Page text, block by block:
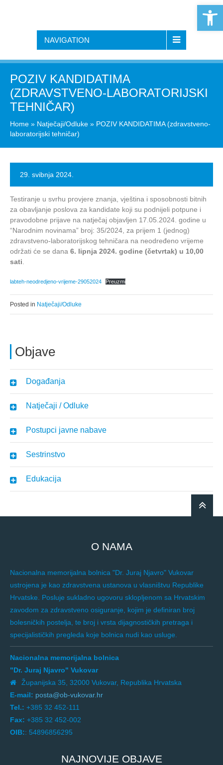
NAVIGATION
POZIV KANDIDATIMA
(ZDRAVSTVENO-LABORATORIJSKI
TEHNIČAR)
Home » Natječaji/Odluke » POZIV KANDIDATIMA (zdravstveno-
laboratorijski tehničar)
Objave
Događanja
Natječaji / Odluke
Postupci javne nabave
Sestrinstvo
Edukacija
29. svibnja 2024.
Testiranje u svrhu provjere znanja, vještina i sposobnosti bitnih
za obavljanje poslova za kandidate koji su podnijeli potpune i
pravodobne prijave na natječaj objavljen 17.05.2024. godine u
“Narodnim novinama” broj: 35/2024, za prijem 1 (jednog)
zdravstveno-laboratorijskog tehničara na neodređeno vrijeme
održati će se dana 6. lipnja 2024. godine (četvrtak) u 10,00
sati
labteh-neodredjeno-vrijeme-29052024 Preuzmi
Posted in Natječaji/Odluke
O NAMA
Nacionalna memorijalna bolnica "Dr. Juraj Njavro" Vukovar
ustrojena je kao zdravstvena ustanova u vlasništvu Republike
Hrvatske. Posluje sukladno ugovoru sklopljenom sa Hrvatskim
zavodom za zdravstveno osiguranje, kojim je definiran broj
bolesničkih postelja, te broj i vrsta dijagnostičkih pretraga i
specijalističkih pregleda koje bolnica nudi kao usluge.
Nacionalna memorijalna bolnica
"Dr. Juraj Njavro" Vukovar
Županijska 35, 32000 Vukovar, Republika Hrvatska
E-mail: posta@ob-vukovar.hr
Tel.: +385 32 452-111
Fax: +385 32 452-002
OIB:: 54896856295
NAJNOVIJE OBJAVE